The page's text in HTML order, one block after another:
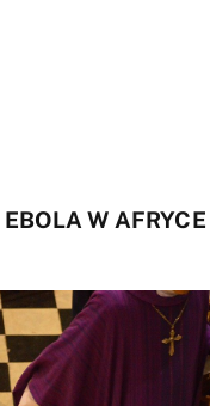
EBOLA W AFRYCE